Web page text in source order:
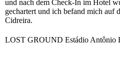
und nach dem Check-In im Hotel
gechartert und ich befand mich auf
Cidreira.
LOST GROUND Estádio Antônio